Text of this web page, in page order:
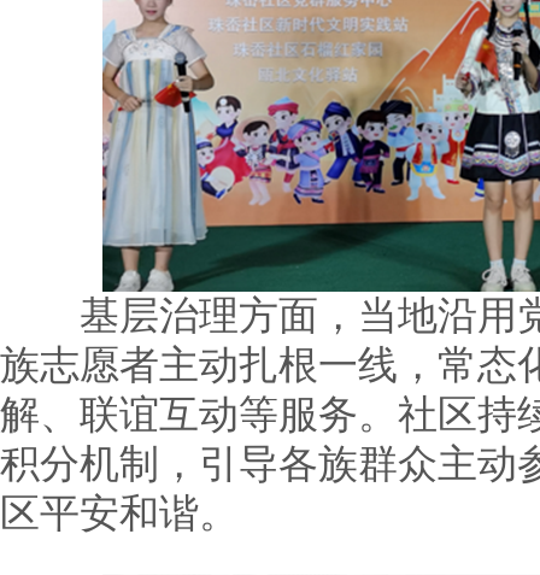
基层治理方面，当地沿用
族志愿者主动扎根一线，常态
解、联谊互动等服务。社区持
积分机制，引导各族群众主动
区平安和谐。